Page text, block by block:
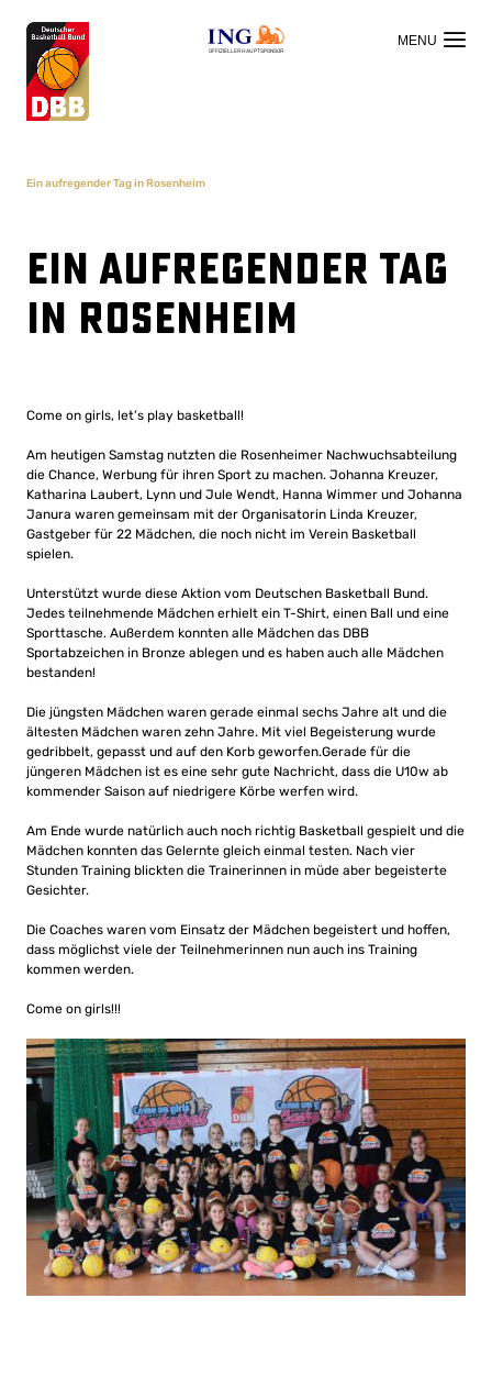
OFFIZIELLER HAUPTSPONSOR
Ein aufregender Tag in Rosenheim
Ein aufregender Tag
in Rosenheim
Come on girls, let’s play basketball!
Am heutigen Samstag nutzten die Rosenheimer Nachwuchsabteilung
die Chance, Werbung für ihren Sport zu machen. Johanna Kreuzer,
Katharina Laubert, Lynn und Jule Wendt, Hanna Wimmer und Johanna
Janura waren gemeinsam mit der Organisatorin Linda Kreuzer,
Gastgeber für 22 Mädchen, die noch nicht im Verein Basketball
spielen.
Unterstützt wurde diese Aktion vom Deutschen Basketball Bund.
Jedes teilnehmende Mädchen erhielt ein T-Shirt, einen Ball und eine
Sporttasche. Außerdem konnten alle Mädchen das DBB
Sportabzeichen in Bronze ablegen und es haben auch alle Mädchen
bestanden!
Die jüngsten Mädchen waren gerade einmal sechs Jahre alt und die
ältesten Mädchen waren zehn Jahre. Mit viel Begeisterung wurde
gedribbelt, gepasst und auf den Korb geworfen.Gerade für die
jüngeren Mädchen ist es eine sehr gute Nachricht, dass die U10w ab
kommender Saison auf niedrigere Körbe werfen wird.
Am Ende wurde natürlich auch noch richtig Basketball gespielt und die
Mädchen konnten das Gelernte gleich einmal testen. Nach vier
Stunden Training blickten die Trainerinnen in müde aber begeisterte
Gesichter.
Die Coaches waren vom Einsatz der Mädchen begeistert und hoffen,
dass möglichst viele der Teilnehmerinnen nun auch ins Training
kommen werden.
Come on girls!!!